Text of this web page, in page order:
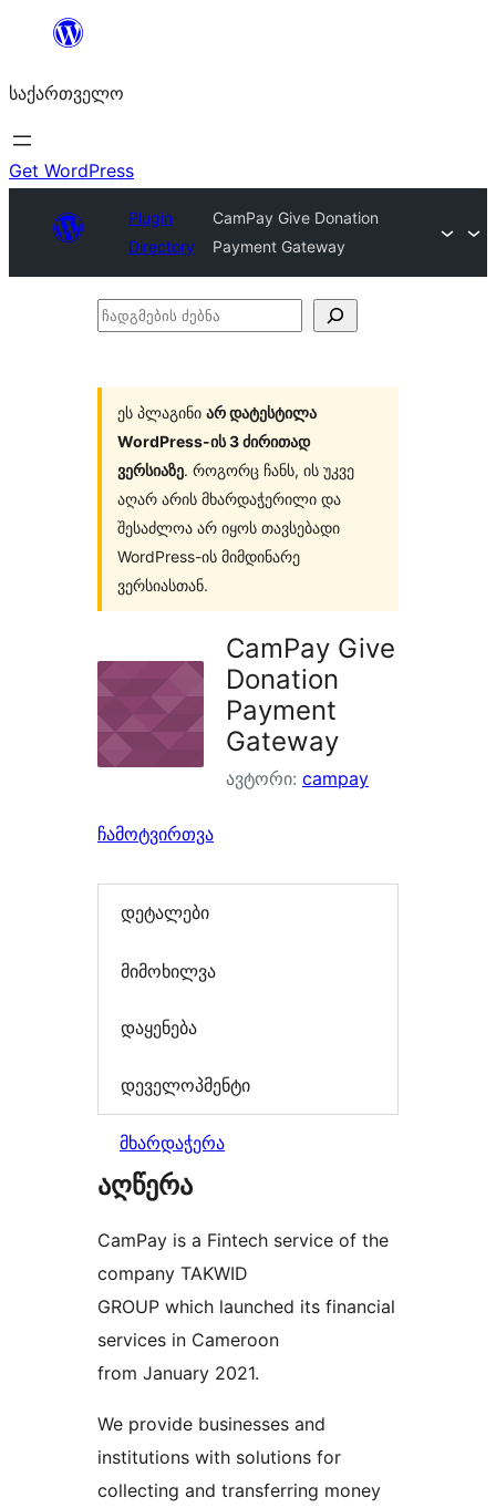
შიგთავსზე
საქართველო
Get WordPress
Plugin
Directory
CamPay Give Donation
Payment Gateway
ჩადგმების
ეს პლაგინი არ დატესტილა
WordPress-ის 3 ძირითად
ვერსიაზე. როგორც ჩანს, ის უკვე
აღარ არის მხარდაჭერილი და
შესაძლოა არ იყოს თავსებადი
WordPress-ის მიმდინარე
ვერსიასთან.
CamPay Give
Donation
Payment
Gateway
ავტორი: campay
ჩამოტვირთვა
დეტალები
მიმოხილვა
დაყენება
დეველოპმენტი
მხარდაჭერა
აღწერა
CamPay is a Fintech service of the
company TAKWID
GROUP which launched its financial
services in Cameroon
from January 2021.
We provide businesses and
institutions with solutions for
collecting and transferring money